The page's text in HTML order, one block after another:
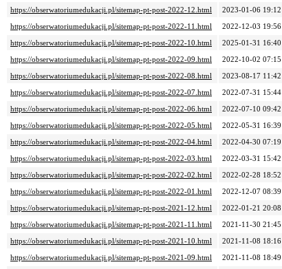
https://obserwatoriumedukacji.pl/sitemap-pt-post-2022-12.html
2023-01-06 19:12
https://obserwatoriumedukacji.pl/sitemap-pt-post-2022-11.html
2022-12-03 19:56
https://obserwatoriumedukacji.pl/sitemap-pt-post-2022-10.html
2025-01-31 16:40
https://obserwatoriumedukacji.pl/sitemap-pt-post-2022-09.html
2022-10-02 07:15
https://obserwatoriumedukacji.pl/sitemap-pt-post-2022-08.html
2023-08-17 11:42
https://obserwatoriumedukacji.pl/sitemap-pt-post-2022-07.html
2022-07-31 15:44
https://obserwatoriumedukacji.pl/sitemap-pt-post-2022-06.html
2022-07-10 09:42
https://obserwatoriumedukacji.pl/sitemap-pt-post-2022-05.html
2022-05-31 16:39
https://obserwatoriumedukacji.pl/sitemap-pt-post-2022-04.html
2022-04-30 07:19
https://obserwatoriumedukacji.pl/sitemap-pt-post-2022-03.html
2022-03-31 15:42
https://obserwatoriumedukacji.pl/sitemap-pt-post-2022-02.html
2022-02-28 18:52
https://obserwatoriumedukacji.pl/sitemap-pt-post-2022-01.html
2022-12-07 08:39
https://obserwatoriumedukacji.pl/sitemap-pt-post-2021-12.html
2022-01-21 20:08
https://obserwatoriumedukacji.pl/sitemap-pt-post-2021-11.html
2021-11-30 21:45
https://obserwatoriumedukacji.pl/sitemap-pt-post-2021-10.html
2021-11-08 18:16
https://obserwatoriumedukacji.pl/sitemap-pt-post-2021-09.html
2021-11-08 18:49